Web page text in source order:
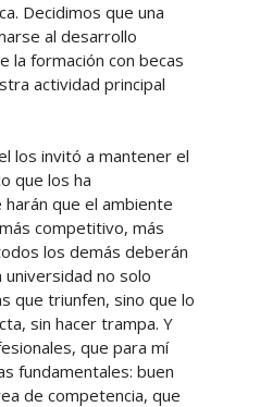
Decidimos que una
al desarrollo
la formación con becas
actividad principal
los invitó a mantener el
que los ha
que el ambiente
competitivo, más
los demás deberán
universidad no solo
que triunfen, sino que lo
sin hacer trampa. Y
que para mí
fundamentales: buen
de competencia, que